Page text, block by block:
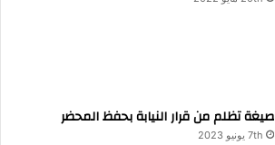
صيغة تظلم من قرار النيابة بحفظ المحضر
7th يونيو 2023